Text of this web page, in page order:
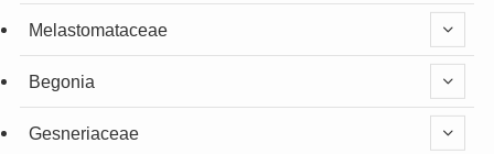
Melastomataceae
Begonia
Gesneriaceae